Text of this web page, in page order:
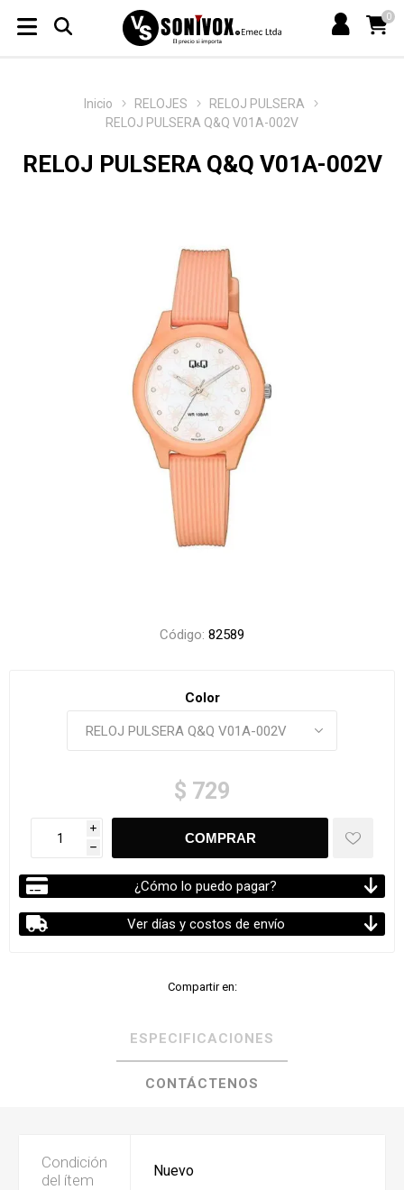
0
Inicio RELOJES
RELOJ PULSERA
RELOJ PULSERA Q&Q V01A-002V
RELOJ PULSERA Q&Q V01A-002V
Código: 82589
Color
$ 729
i
h
¿Cómo lo puedo pagar?
Ver días y costos de envío
Compartir en:
ESPECIFICACIONES
CONTÁCTENOS
Condición
del ítem
Nuevo